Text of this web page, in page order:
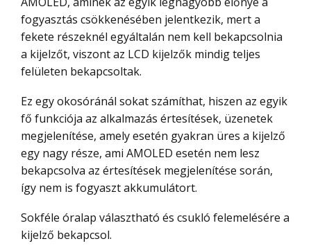
fogyasztás csökkenésében jelentkezik, mert a
fekete részeknél egyáltalán nem kell bekapcsolnia
a kijelzőt, viszont az LCD kijelzők mindig teljes
felületen bekapcsoltak.
Ez egy okosóránál sokat számíthat, hiszen az egyik
fő funkciója az alkalmazás értesítések, üzenetek
megjelenítése, amely esetén gyakran üres a kijelző
egy nagy része, ami AMOLED esetén nem lesz
bekapcsolva az értesítések megjelenítése során,
így nem is fogyaszt akkumulátort.
Sokféle óralap választható és csukló felemelésére a
kijelző bekapcsol.